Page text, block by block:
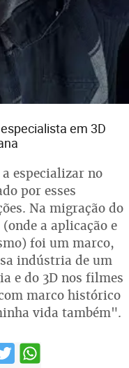
em 3D
especializar no
por esses
Na migração do
a aplicação e
foi um marco,
indústria de um
e do 3D nos filmes
marco histórico
vida também".